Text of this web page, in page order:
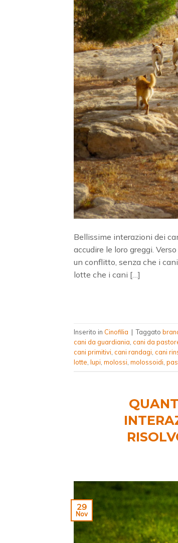
Bellissime interazioni dei
accudire le loro greggi.
un conflitto, senza che i
lotte che i cani […]
Inserito in Cinofilia | Taggato
cani da guardiania cani da
cani primitivi cani randagi cani
lotte lupi molossi molossoidi
29
Nov